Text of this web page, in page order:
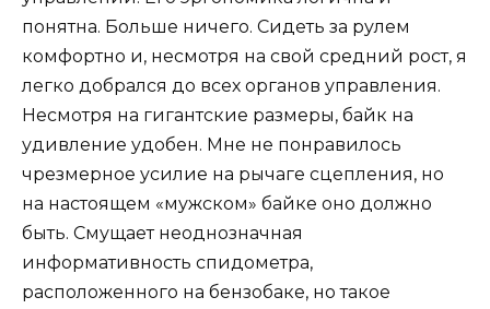
понятна. Больше ничего. Сидеть за рулем
комфортно и, несмотря на свой средний рост, я
легко добрался до всех органов управления.
Несмотря на гигантские размеры, байк на
удивление удобен. Мне не понравилось
чрезмерное усилие на рычаге сцепления, но
на настоящем «мужском» байке оно должно
быть. Смущает неоднозначная
информативность спидометра,
расположенного на бензобаке, но такое